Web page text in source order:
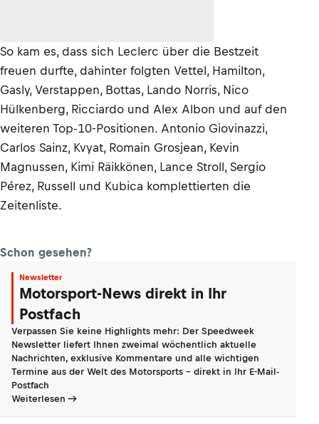
So kam es, dass sich Leclerc über die Bestzeit
freuen durfte, dahinter folgten Vettel, Hamilton,
Gasly, Verstappen, Bottas, Lando Norris, Nico
Hülkenberg, Ricciardo und Alex Albon und auf den
weiteren Top-10-Positionen. Antonio Giovinazzi,
Carlos Sainz, Kvyat, Romain Grosjean, Kevin
Magnussen, Kimi Räikkönen, Lance Stroll, Sergio
Pérez, Russell und Kubica komplettierten die
Zeitenliste.
Schon gesehen?
Newsletter
Motorsport-News direkt in Ihr
Postfach
Verpassen Sie keine Highlights mehr: Der Speedweek
Newsletter liefert Ihnen zweimal wöchentlich aktuelle
Nachrichten, exklusive Kommentare und alle wichtigen
Termine aus der Welt des Motorsports - direkt in Ihr E-Mail-
Postfach
Weiterlesen